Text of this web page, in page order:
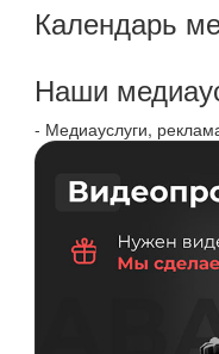
Календарь
Наши
- Медиауслуги,